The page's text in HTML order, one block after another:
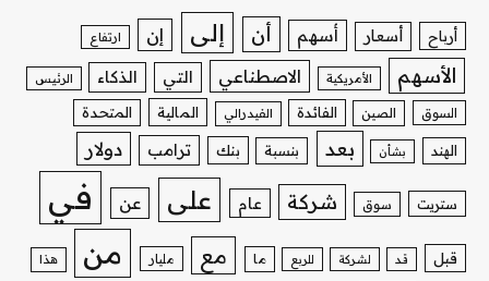
أرباح أسعار أسهم أن إلى إن ارتفاع
الأسهم الأمريكية الاصطناعي التي الذكاء الرئيس
السوق الصين الفائدة الفيدرالي المالية المتحدة
الهند بشأن بعد بنسبة بنك ترامب دولار
ستريت سوق شركة عام على عن في
قبل قد لشركة للربع ما مع مليار من هذا